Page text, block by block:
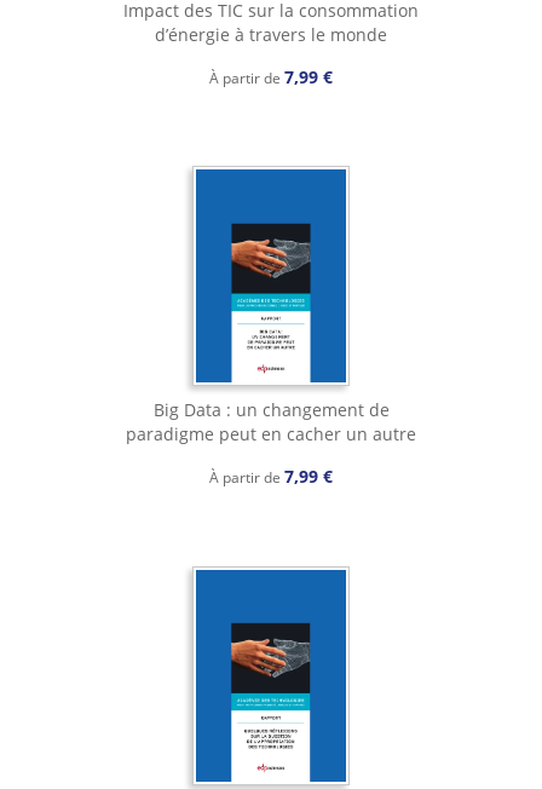
Impact des TIC sur la consommation
d’énergie à travers le monde
À partir de 7,99 €
Big Data : un changement de
paradigme peut en cacher un autre
À partir de 7,99 €